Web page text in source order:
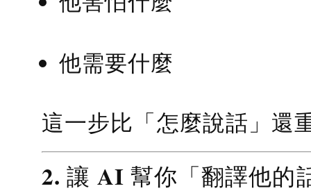
他需要什麼
這一步比「怎麼說話」還
2. 讓 AI 幫你「翻譯他的